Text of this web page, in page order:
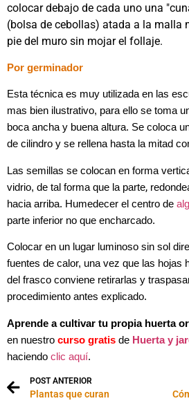
colocar debajo de cada uno una
(bolsa de cebollas) atada a la malla
pie del muro sin mojar el follaje.
Por germinador
Esta técnica es muy utilizada en las
mas bien ilustrativo, para ello se toma
boca ancha y buena altura. Se coloca
de cilindro y se rellena hasta la mitad
Las semillas se colocan en forma
vidrio, de tal forma que la parte,
hacia arriba. Humedecer el centro de
parte inferior no que encharcado.
Colocar en un lugar luminoso sin sol
fuentes de calor, una vez que las hojas
del frasco conviene retirarlas y
procedimiento antes explicado.
Aprende a cultivar tu propia huerta
en nuestro curso gratis de Huerta y
haciendo clic aquí.
POST ANTERIOR
Plantas que curan